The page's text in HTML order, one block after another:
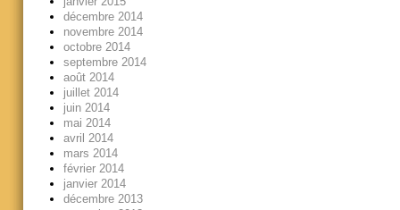
décembre 2014
novembre 2014
octobre 2014
septembre 2014
août 2014
juillet 2014
juin 2014
mai 2014
avril 2014
mars 2014
février 2014
janvier 2014
décembre 2013